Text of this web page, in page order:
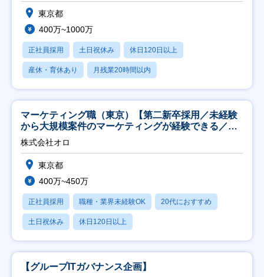
東京都
400万~1000万
正社員採用 土日祝休み 休日120日以上
産休・育休あり 月残業20時間以内
マーケティング職（東京）【第二新卒採用／未経験
から大規模案件のマーケティングが経験できる／研
修充実】
株式会社オロ
東京都
400万~450万
正社員採用 職種・業界未経験OK 20代におすすめ
土日祝休み 休日120日以上
【グループITガバナンス企画】